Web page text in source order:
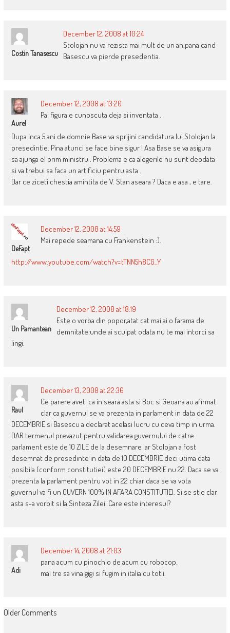
Costin Tanasescu
December 12, 2008 at 10:24
Stolojan nu va rezista mai mult de un an,pana cand
Basescu va pierde presedentia.
Aurel
December 12, 2008 at 13:20
Pai figura e cunoscuta deja si inventata .
Dupa inca 5 ani de domnie Base va sprijini candidatura lui Stolojan la
presedintie. Pina atunci se face bine sigur ! Asa Base se va asigura
sa ajunga el prim ministru . Problema e ca alegerile nu sunt deodata
si va trebui sa faca un artificiu pentru asta .
Dar ce ziceti chestia amintita de V. Stan aseara ? Daca e asa , e tare.
DeFapt
December 12, 2008 at 14:59
Mai repede seamana cu Frankenstein :).
http://www.youtube.com/watch?v=tTNN5h8CG_Y
Un Pamantean
December 12, 2008 at 18:19
Este o vorba din popor,atat cat mai ai o farama de
demnitate:unde ai scuipat odata nu te mai intorci sa
lingi.
Raul
December 13, 2008 at 22:36
Ce parere aveti ca in seara asta si Boc si Geoana au afirmat
clar ca guvernul se va prezenta in parlament in data de 22
DECEMBRIE si Basescu a declarat acelasi lucru cu ceva timp in urma.
DAR termenul prevazut pentru validarea guvernului de catre
parlament este de 10 ZILE de la desemnare iar Stolojan a fost
desemnat de presedinte in data de 10 DECEMBRIE deci utima data
posibila (conform constitutiei) este 20 DECEMBRIE nu 22. Daca se va
prezenta la parlament pentru vot in 22 chiar daca se va vota
guvernul va fi un GUVERN 100% IN AFARA CONSTITUTIEI. Si se stie clar
asta s-a vorbit si la Sinteza Zilei. Care este interesul?
Adi
December 14, 2008 at 21:03
pana acum cu pinochio de acum cu robocop.
mai tre sa vina gigi si fugim in italia cu totii.
COMMENT
Older Comments